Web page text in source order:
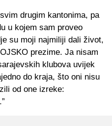
drugim kantonima, pa
u kojem sam proveo
su moji najmiliji dali život,
prezime. Ja nisam
klubova uvijek
do kraja, što oni nisu
od one izreke: